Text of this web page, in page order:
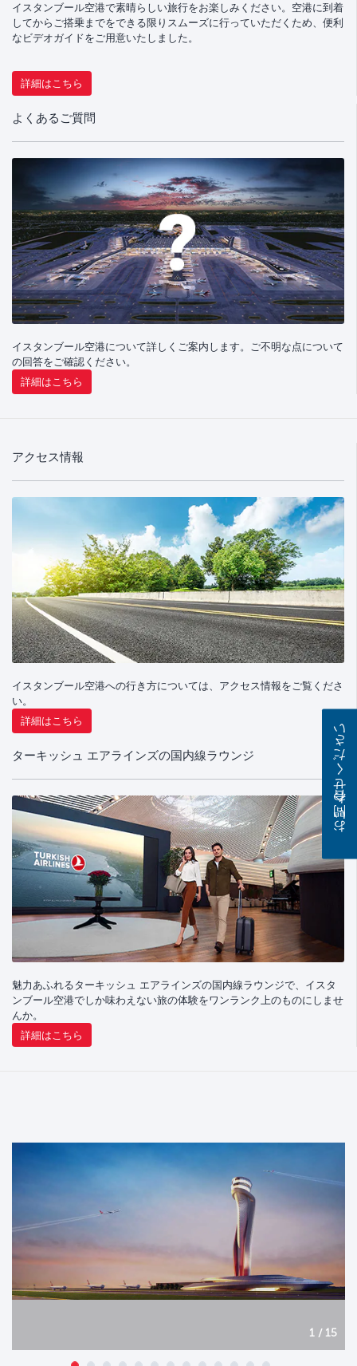
イスタンブール空港で素晴らしい旅行をお楽しみください。空港に到着
してからご搭乗までをできる限りスムーズに行っていただくため、便利
なビデオガイドをご用意いたしました。
詳細はこちら
よくあるご質問
イスタンブール空港について詳しくご案内します。ご不明な点について
の回答をご確認ください。
詳細はこちら
アクセス情報
イスタンブール空港への行き方については、アクセス情報をご覧くださ
い。
詳細はこちら
ターキッシュ エアラインズの国内線ラウンジ
魅力あふれるターキッシュ エアラインズの国内線ラウンジで、イスタ
ンブール空港でしか味わえない旅の体験をワンランク上のものにしませ
んか。
詳細はこちら
1 / 15
お問い合わせください